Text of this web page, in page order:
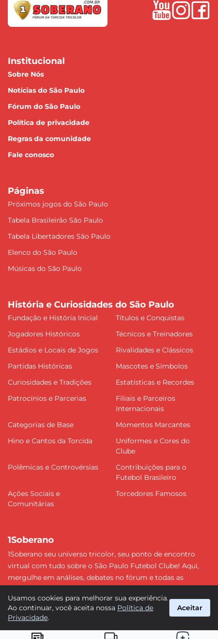
Institucional
Sobre Nós
Notícias do São Paulo
Fórum do São Paulo
Política de privacidade
Regras da comunidade
Fale conosco
Páginas
Próximos jogos do São Paulo
Tabela Brasileirão São Paulo
Tabela Libertadores São Paulo
Elenco do São Paulo
Músicas do São Paulo
História e Curiosidades do São Paulo
Fundação e História Inicial
Títulos e Conquistas
Jogadores Históricos
Técnicos e Treinadores
Estádios e Locais de Jogos
Rivalidades e Clássicos
Partidas Históricas
Mascotes e Símbolos
Curiosidades e Tradições
Estatísticas e Recordes
Patrocínios e Parcerias
Filiais e Parceiros
Internacionais
Categorias de Base
Momentos Marcantes
Hino e Cantos da Torcida
Uniformes e Cores do
Clube
Polêmicas e Controvérsias
Contribuições para o
Futebol Brasileiro
Ações Sociais e
Comunitárias
Torcedores Famosos
1Soberano
1Soberano seu universo tricolor, seu ponto de encontro
virtual com tudo sobre o São Paulo Futebol Clube! Aqui,
mergulhe em análises, debates no fórum e todas as
detalhe e faça parte dessa comunidade apaixonada pelo
tricolor paulista. #SPFC #SãoPaulo #1Soberano
Usamos cookies para melhorar sua experiência.
Ao continuar, você aceita nossa Política de
Privacidade.
Aceitar